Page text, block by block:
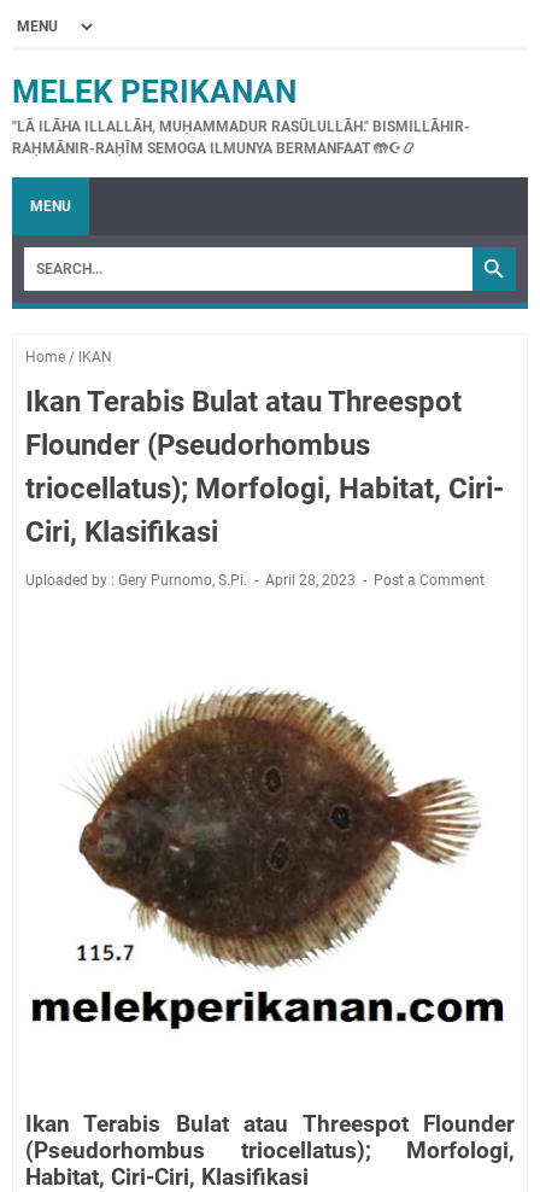
MELEK PERIKANAN
"LĀ ILĀHA ILLALLĀH, MUḤAMMADUR RASŪLULLĀH." BISMILLĀHIR-
RAḤMĀNIR-RAḤĪM SEMOGA ILMUNYA BERMANFAAT 🤲☪📿
MENU
Home / IKAN
Ikan Terabis Bulat atau Threespot
Flounder (Pseudorhombus
triocellatus); Morfologi, Habitat, Ciri-
Ciri, Klasifikasi
Uploaded by : Gery Purnomo, S.Pi. April 28, 2023 Post a Comment
Ikan Terabis Bulat atau Threespot Flounder
(Pseudorhombus triocellatus); Morfologi,
Habitat, Ciri-Ciri, Klasifikasi